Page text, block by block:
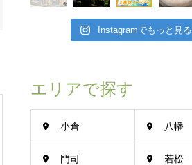
Instagramでもっと見る
エリアで探す
小倉 八幡
門司 若松